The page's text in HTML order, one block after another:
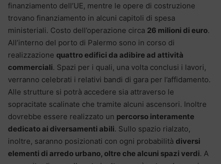
finanziamento dell’UE, mentre le opere di costruzione
trovano finanziamento in alcuni capitoli di spesa
ministeriali. Costo dell’operazione circa 26 milioni di euro.
All’interno del porto di Palermo sono in corso di
realizzazione quattro edifici da adibire ad attività
commerciali. Spazi per i quali, una volta conclusi i lavori,
verranno celebrati i relativi bandi di gara per l’affidamento.
Alle strutture si potrà accedere sia attraverso le
sopracitate scalinate che tramite alcuni ascensori. Inoltre
dovrebbe essere realizzato un percorso interamente
dedicato ai diversamenti abili. Sullo spazio rialzato,
inoltre, saranno posizionati con ogni probabilità diversi
elementi di arredo urbano, oltre che alcuni spazi verdi. A